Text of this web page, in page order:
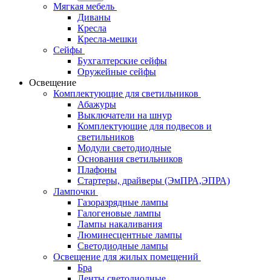
Мягкая мебель
Диваны
Кресла
Кресла-мешки
Сейфы
Бухгалтерские сейфы
Оружейные сейфы
Освещение
Комплектующие для светильников
Абажуры
Выключатели на шнур
Комплектующие для подвесов и
светильников
Модули светодиодные
Основания светильников
Плафоны
Стартеры, драйверы (ЭмПРА,ЭПРА)
Лампочки
Газоразрядные лампы
Галогеновые лампы
Лампы накаливания
Люминесцентные лампы
Светодиодные лампы
Освещение для жилых помещений
Бра